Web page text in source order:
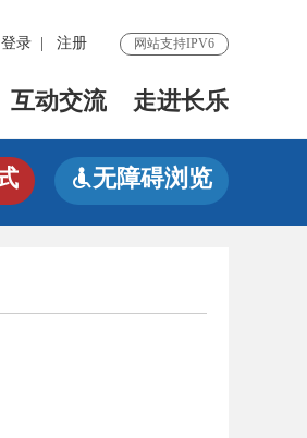
登录 注册 网站支持IPV6
互动交流 走进长乐
无障碍浏览